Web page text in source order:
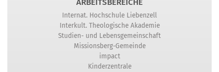
ARBEITSBEREICHE
Internat. Hochschule Liebenzell
Interkult. Theologische Akademie
Studien- und Lebensgemeinschaft
Missionsberg-Gemeinde
impact
Kinderzentrale